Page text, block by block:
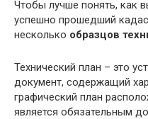
Чтобы лучше понять, как
успешно прошедший
несколько образцов
Технический план – это
документ, содержащий
графический план
является обязательным